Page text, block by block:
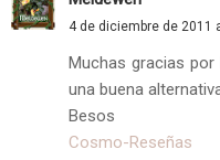
4 de diciembre de 2011
Muchas gracias
una buena
Besos
Cosmo-Reseñas